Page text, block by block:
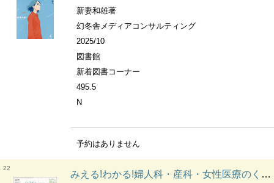
新妻和雄著
幻冬舎メディアコンサルティング
2025/10
図書館
新着図書コーナー
495.5
N
予約はありません
22
みえる!わかる!婦人科・産科・女性医療のくすり 薬局